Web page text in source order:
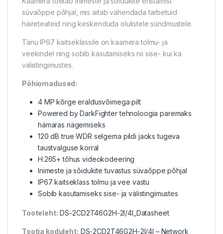
süvaõppe põhjal, mis aitab vähendada tarbetuid
häireteateid ning keskenduda olulistele sündmustele.
Tänu IP67 kaitseklassile on kaamera tolmu- ja
veekindel ning sobib kasutamiseks nii sise- kui ka
välistingimustes.
Põhiomadused:
4 MP kõrge eraldusvõimega pilt
Powered by DarkFighter tehnoloogia paremaks
hämaras nägemiseks
120 dB true WDR selgema pildi jaoks tugeva
taustvalguse korral
H.265+ tõhus videokodeering
Inimeste ja sõidukite tuvastus süvaõppe põhjal
IP67 kaitseklass tolmu ja vee vastu
Sobib kasutamiseks sise- ja välistingimustes
Tooteleht: DS-2CD2T46G2H-2I/4I_Datasheet
Tootja koduleht: DS-2CD2T46G2H-2I/4I – Network